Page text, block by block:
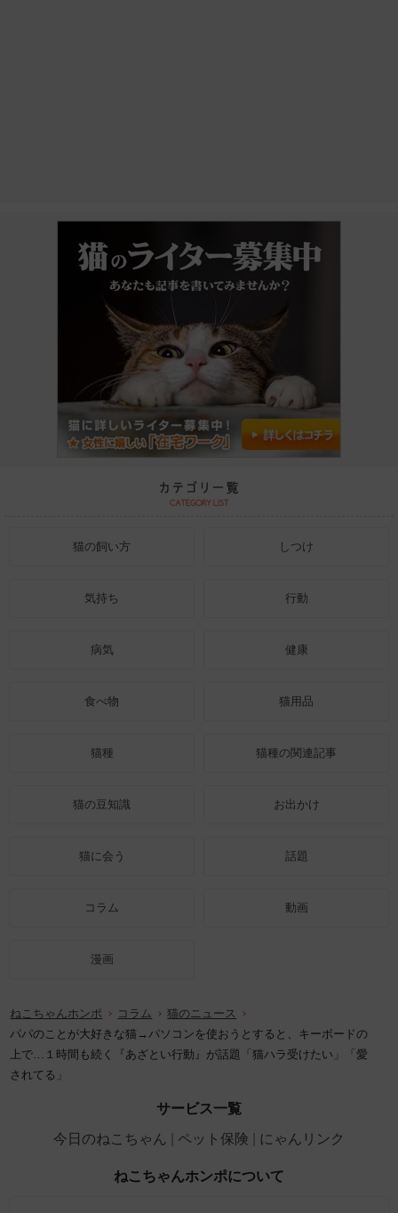
猫の飼い方 しつけ
気持ち 行動
病気 健康
食べ物 猫用品
猫種 猫種の関連記事
猫の豆知識 お出かけ
猫に会う 話題
コラム 動画
漫画
ねこちゃんホンポ コラム
猫のニュース
パパのことが大好きな猫→パソコンを使おうとすると、キーボードの
上で…１時間も続く『あざとい行動』が話題「猫ハラ受けたい」「愛
されてる」
サービス一覧
今日のねこちゃん
ペット保険 にゃんリンク
ねこちゃんホンポについて